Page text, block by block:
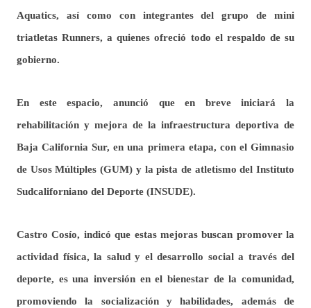
Aquatics, así como con integrantes del grupo de mini
triatletas Runners, a quienes ofreció todo el respaldo desu
gobierno.
En este espacio, anunció que en breve iniciará la
rehabilitación y mejora de la infraestructura deportiva de
Baja California Sur, en una primera etapa, con el Gimnasio
de Usos Múltiples (GUM) y la pista de atletismo del Instituto
Sudcaliforniano del Deporte (INSUDE).
Castro Cosío, indicó que estas mejoras buscan promover la
actividad física, la salud y el desarrollo social a través del
deporte, es una inversión en el bienestar de la comunidad,
promoviendo la socialización y habilidades, además de